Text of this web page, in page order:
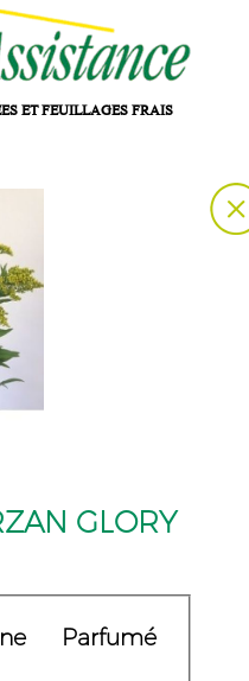
ET FEUILLAGES FRAIS
GLORY
Parfumé